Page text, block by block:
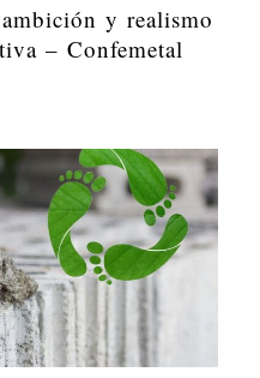
y realismo
– Confemetal